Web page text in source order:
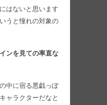
はないと思います
うと憧れの対象の
ンを見ての率直な
中に宿る悪戯っぽ
ャラクターだなと